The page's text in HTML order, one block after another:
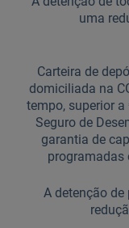
uma
Carteira de
domiciliada na
tempo, superior
Seguro de
garantia de
programadas
A detenção